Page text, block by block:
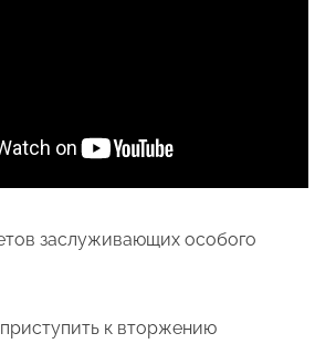
заслуживающих особого
к вторжению